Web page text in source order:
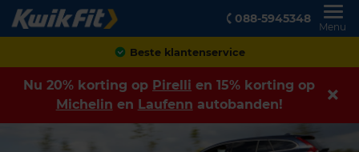
088-5945348
Menu
Beste klantenservice
Nu 20% korting op Pirelli en 15% korting op
Michelin en Laufenn autobanden!